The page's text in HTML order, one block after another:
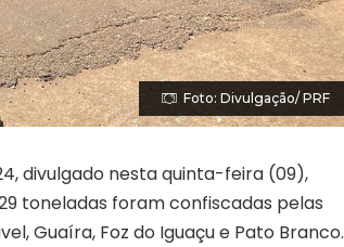
Foto: Divulgação/ PRF
divulgado nesta quinta-feira (09),
toneladas foram confiscadas pelas
Guaíra, Foz do Iguaçu e Pato Branco.